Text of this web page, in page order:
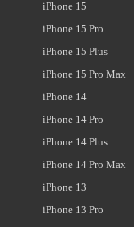
iPhone 15
iPhone 15 Pro
iPhone 15 Plus
iPhone 15 Pro Max
iPhone 14
iPhone 14 Pro
iPhone 14 Plus
iPhone 14 Pro Max
iPhone 13
iPhone 13 Pro